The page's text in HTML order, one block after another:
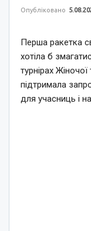
Опубліковано
Перша ракетка
хотіла б
турнірах Жіночої
підтримала
для учасниць і